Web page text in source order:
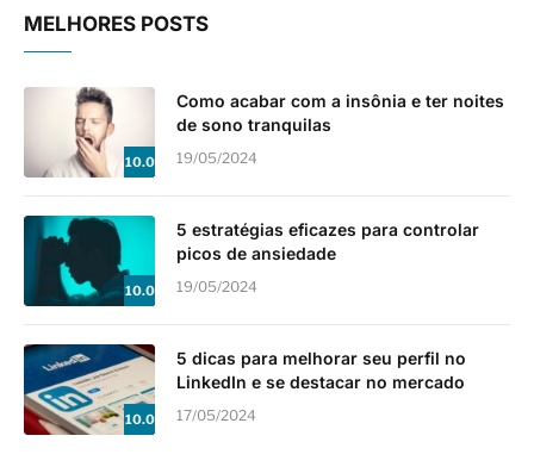
MELHORES POSTS
10.0
Como acabar com a insônia e ter noites
de sono tranquilas
19/05/2024
10.0
5 estratégias eficazes para controlar
picos de ansiedade
19/05/2024
10.0
5 dicas para melhorar seu perfil no
LinkedIn e se destacar no mercado
17/05/2024